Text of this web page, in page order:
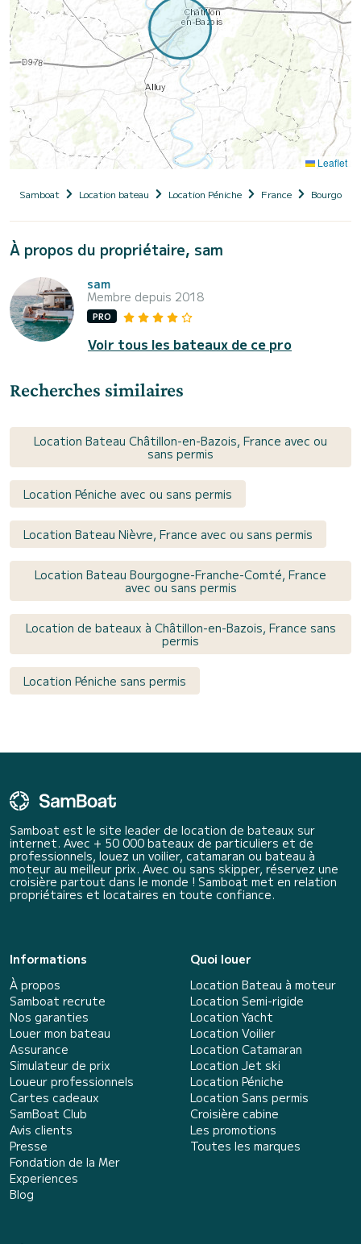
Leaflet
Samboat Location bateau Location Péniche France
À propos du propriétaire, sam
sam
Membre depuis 2018
PRO
Voir tous les bateaux de ce pro
Recherches similaires
Location Bateau Châtillon-en-Bazois, France avec ou
sans permis
Location Péniche avec ou sans permis
Location Bateau Nièvre, France avec ou sans permis
Location Bateau Bourgogne-Franche-Comté, France
avec ou sans permis
Location de bateaux à Châtillon-en-Bazois, France sans
permis
Location Péniche sans permis
Samboat est le site leader de location de bateaux sur
internet. Avec + 50 000 bateaux de particuliers et de
professionnels, louez un voilier, catamaran ou bateau à
moteur au meilleur prix. Avec ou sans skipper, réservez une
croisière partout dans le monde ! Samboat met en relation
propriétaires et locataires en toute confiance.
Informations
À propos
Samboat recrute
Nos garanties
Louer mon bateau
Assurance
Simulateur de prix
Loueur professionnels
Cartes cadeaux
SamBoat Club
Avis clients
Presse
Fondation de la Mer
Experiences
Blog
Quoi louer
Location Bateau à moteur
Location Semi-rigide
Location Yacht
Location Voilier
Location Catamaran
Location Jet ski
Location Péniche
Location Sans permis
Croisière cabine
Les promotions
Toutes les marques